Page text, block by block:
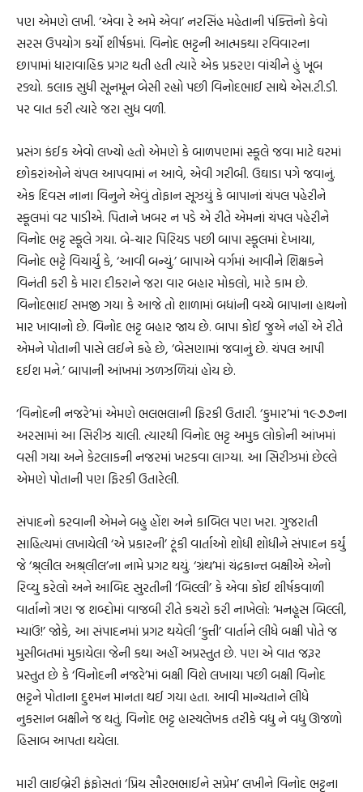
પણ એમણે લખી. ‘એવા રે અમે એવા’ નરસિંહ મહેતાની પંક્તિનો કેવો
સરસ ઉપયોગ કર્યો શીર્ષકમાં. વિનોદ ભટ્ટની આત્મકથા રવિવારના
છાપામાં ધારાવાહિક પ્રગટ થતી હતી ત્યારે એક પ્રકરણ વાંચીને હું ખૂબ
રડ્યો. કલાક સુધી સૂનમૂન બેસી રહ્યો પછી વિનોદભાઈ સાથે એસ.ટી.ડી.
પર વાત કરી ત્યારે જરા સુધ વળી.
પ્રસંગ કંઈક એવો લખ્યો હતો એમણે કે બાળપણમાં સ્કૂલે જવા માટે ઘરમાં
છોકરાંઓને ચંપલ આપવામાં ન આવે, એવી ગરીબી. ઉઘાડા પગે જવાનું.
એક દિવસ નાના વિનુને એવું તોફાન સૂઝયું કે બાપાનાં ચંપલ પહેરીને
સ્કૂલમાં વટ પાડીએ. પિતાને ખબર ન પડે એ રીતે એમનાં ચંપલ પહેરીને
વિનોદ ભટ્ટ સ્કૂલે ગયા. બે-ચાર પિરિયડ પછી બાપા સ્કૂલમાં દેખાયા,
વિનોદ ભટ્ટે વિચાર્યું કે, ‘આવી બન્યું.’ બાપાએ વર્ગમાં આવીને શિક્ષકને
વિનંતી કરી કે મારા દીકરાને જરા વાર બહાર મોકલો, મારે કામ છે.
વિનોદભાઈ સમજી ગયા કે આજે તો શાળામાં બધાંની વચ્ચે બાપાના હાથનો
માર ખાવાનો છે. વિનોદ ભટ્ટ બહાર જાય છે. બાપા કોઈ જુએ નહીં એ રીતે
એમને પોતાની પાસે લઈને કહે છે, ‘બેસણામાં જવાનું છે. ચંપલ આપી
દઈશ મને.’ બાપાની આંખમાં ઝળઝળિયાં હોય છે.
‘વિનોદની નજરે’માં એમણે ભલભલાની ફિરકી ઉતારી. ‘કુમાર’માં ૧૯૭૭ના
અરસામાં આ સિરીઝ ચાલી. ત્યારથી વિનોદ ભટ્ટ અમુક લોકોની આંખમાં
વસી ગયા અને કેટલાકની નજરમાં ખટકવા લાગ્યા. આ સિરીઝમાં છેલ્લે
એમણે પોતાની પણ ફિરકી ઉતારેલી.
સંપાદનો કરવાની એમને બહુ હોંશ અને કાબિલ પણ ખરા. ગુજરાતી
સાહિત્યમાં લખાયેલી ‘એ પ્રકારની’ ટૂંકી વાર્તાઓ શોધી શોધીને સંપાદન કર્યું
જે ‘શ્ર્લીલ અશ્ર્લીલ’ના નામે પ્રગટ થયું. ‘ગ્રંથ’માં ચંદ્રકાન્ત બક્ષીએ એનો
રિવ્યુ કરેલો અને આબિદ સુરતીની ‘બિલ્લી’ કે એવા કોઈ શીર્ષકવાળી
વાર્તાનો ત્રણ જ શબ્દોમાં વાજબી રીતે કચરો કરી નાખેલો: ‘મનહૂસ બિલ્લી,
મ્યાઉં!’ જોકે, આ સંપાદનમાં પ્રગટ થયેલી ‘કુત્તી’ વાર્તાને લીધે બક્ષી પોતે જ
મુસીબતમાં મુકાયેલા જેની કથા અહીં અપ્રસ્તુત છે. પણ એ વાત જરૂર
પ્રસ્તુત છે કે ‘વિનોદની નજરે’માં બક્ષી વિશે લખાયા પછી બક્ષી વિનોદ
ભટ્ટને પોતાના દુશ્મન માનતા થઈ ગયા હતા. આવી માન્યતાને લીધે
નુકસાન બક્ષીને જ થતું. વિનોદ ભટ્ટ હાસ્યલેખક તરીકે વધુ ને વધુ ઊજળો
હિસાબ આપતા થયેલા.
મારી લાઈબ્રેરી ફંફોસતાં ‘પ્રિય સૌરભભાઈને સપ્રેમ’ લખીને વિનોદ ભટ્ટના